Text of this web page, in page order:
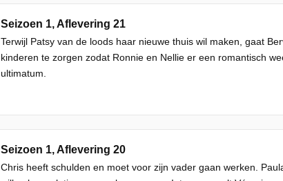
Seizoen 1, Aflevering 21
Terwijl Patsy van de loods haar nieuwe thuis wil maken, gaat
kinderen te zorgen zodat Ronnie en Nellie er een romantisch
ultimatum.
Seizoen 1, Aflevering 20
Chris heeft schulden en moet voor zijn vader gaan werken.